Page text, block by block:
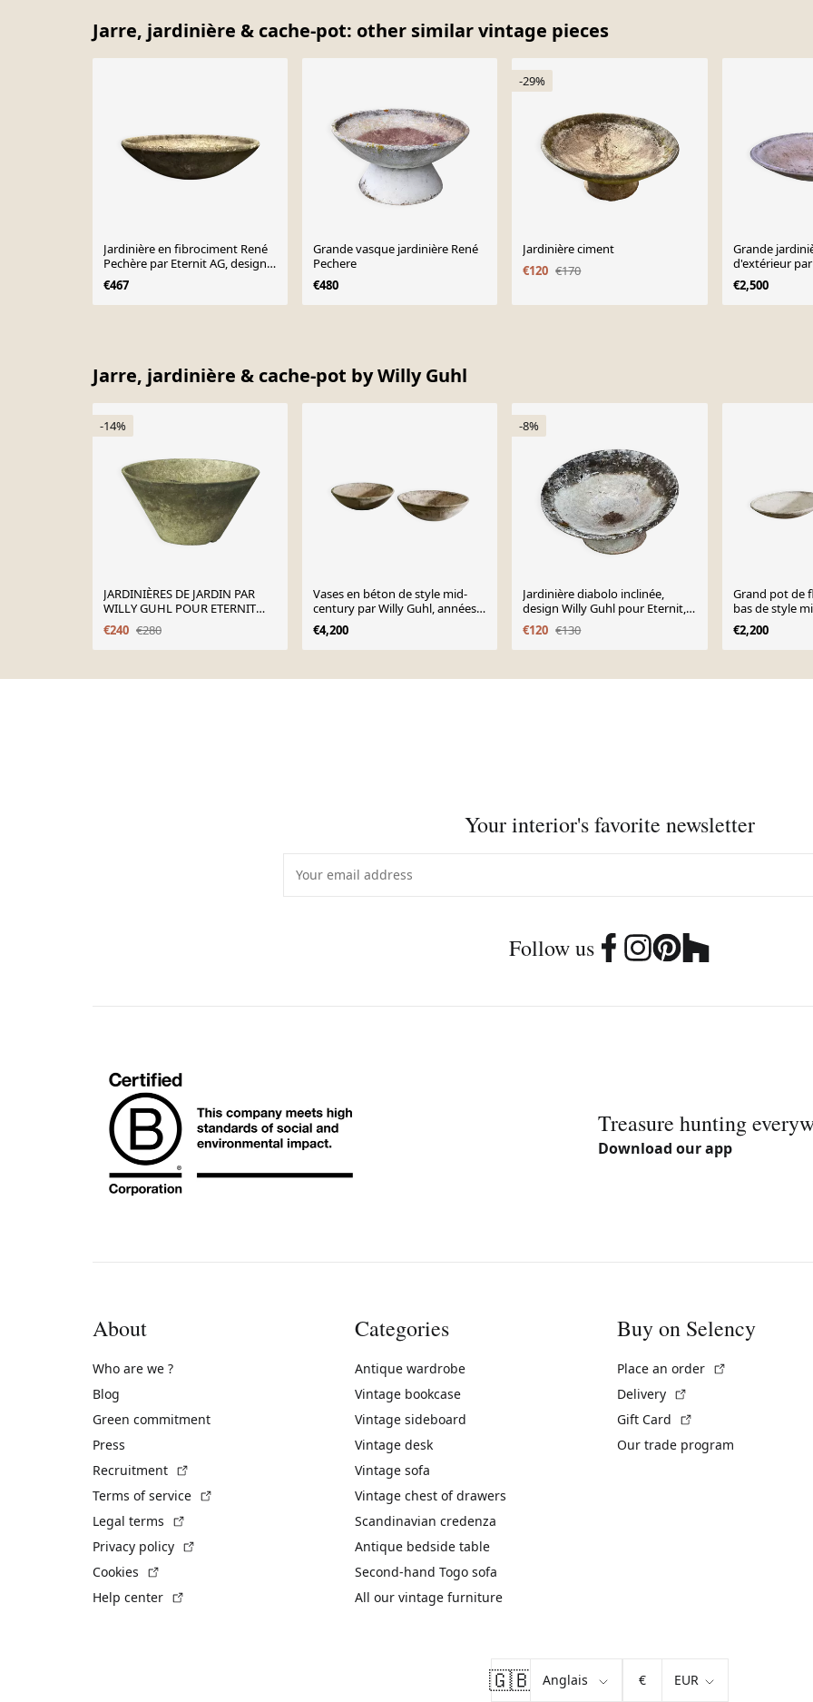
Jarre, jardinière & cache-pot: other similar vintage pieces
Jardinière en fibrociment René
Pechère par Eternit AG, design
1960
€467
Grande vasque jardinière René
Pechere
€480
-29%
Jardinière ciment
€120 €170
Grande
d'extérieur par
Eternit AG,
€2,500
Jarre, jardinière & cache-pot by Willy Guhl
-14%
JARDINIÈRES DE JARDIN PAR
WILLY GUHL POUR ETERNIT
SCHWEIZ, ANNÉES 1960
€240 €280
Vases en béton de style mid-
century par Willy Guhl, années
1950
€4,200
-8%
Jardinière diabolo inclinée,
design Willy Guhl pour Eternit,
séventies
€120 €130
Grand pot de
bas de style
Willy Guhl,
€2,200
Your interior's favorite newsletter
Follow us
Treasure hunting
Download our app
About
Who are we ?
Blog
Green commitment
Press
Recruitment
Terms of service
Legal terms
Privacy policy
Cookies
Help center
Categories
Antique wardrobe
Vintage bookcase
Vintage sideboard
Vintage desk
Vintage sofa
Vintage chest of drawers
Scandinavian credenza
Antique bedside table
Second-hand Togo sofa
All our vintage furniture
Buy on Selency
Place an order
Delivery
Gift Card
Our trade program
🇬🇧 €